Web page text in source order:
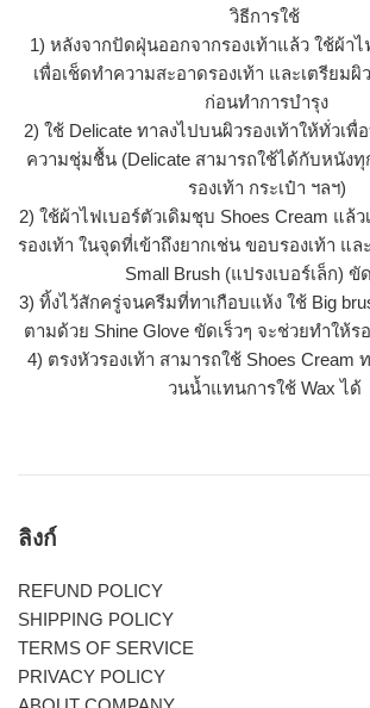
วิธีการใช้
1) หลังจากปัดฝุ่นออกจากรองเท้าแล้ว ใช้ผ้าไ
เพื่อเช็ดทำความสะอาดรองเท้า และเตรียมผิ
ก่อนทำการบำรุง
2) ใช้ Delicate ทาลงไปบนผิวรองเท้าให้ทั่วเพื่
ความชุ่มชื้น (Delicate สามารถใช้ได้กับหนัง
รองเท้า กระเป๋า ฯลฯ)
2) ใช้ผ้าไฟเบอร์ตัวเดิมชุบ Shoes Cream แล้
รองเท้า ในจุดที่เข้าถึงยากเช่น ขอบรองเท้า แ
Small Brush (แปรงเบอร์เล็ก)
3) ทิ้งไว้สักครู่จนครีมที่ทาเกือบแห้ง ใช้ Big
ตามด้วย Shine Glove ขัดเร็วๆ จะช่วยทำให้ร
4) ตรงหัวรองเท้า สามารถใช้ Shoes Cream
วนน้ำแทนการใช้ Wax ได้
ลิงก์
REFUND POLICY
SHIPPING POLICY
TERMS OF SERVICE
PRIVACY POLICY